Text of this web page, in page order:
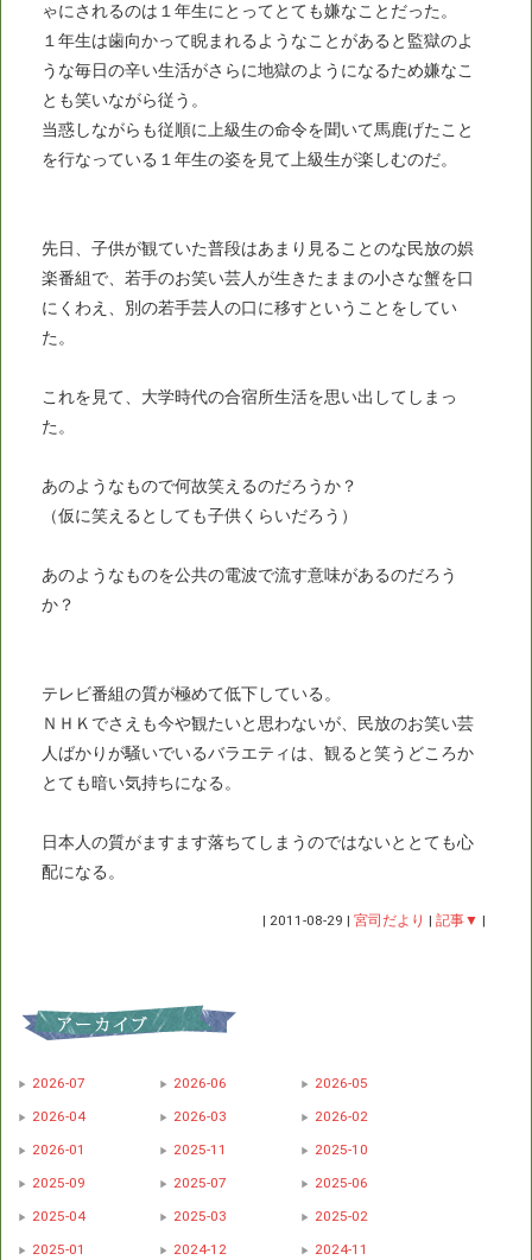
2026-07 2026-06
2026-05
2026-04
2026-03
2026-02
2026-01
2025-11
2025-10
2025-09
2025-07
2025-06
2025-04
2025-03
2025-02
2025-01
2024-12
2024-11
ゃにされるのは１年生にとってとても嫌なことだった。
１年生は歯向かって睨まれるようなことがあると監獄のよ
うな毎日の辛い生活がさらに地獄のようになるため嫌なこ
とも笑いながら従う。
当惑しながらも従順に上級生の命令を聞いて馬鹿げたこと
を行なっている１年生の姿を見て上級生が楽しむのだ。
先日、子供が観ていた普段はあまり見ることのな民放の娯
楽番組で、若手のお笑い芸人が生きたままの小さな蟹を口
にくわえ、別の若手芸人の口に移すということをしてい
た。
これを見て、大学時代の合宿所生活を思い出してしまっ
た。
あのようなもので何故笑えるのだろうか？
（仮に笑えるとしても子供くらいだろう）
あのようなものを公共の電波で流す意味があるのだろう
か？
テレビ番組の質が極めて低下している。
ＮＨＫでさえも今や観たいと思わないが、民放のお笑い芸
人ばかりが騒いでいるバラエティは、観ると笑うどころか
とても暗い気持ちになる。
日本人の質がますます落ちてしまうのではないととても心
配になる。
| 2011-08-29 |宮司だより |記事▼ |